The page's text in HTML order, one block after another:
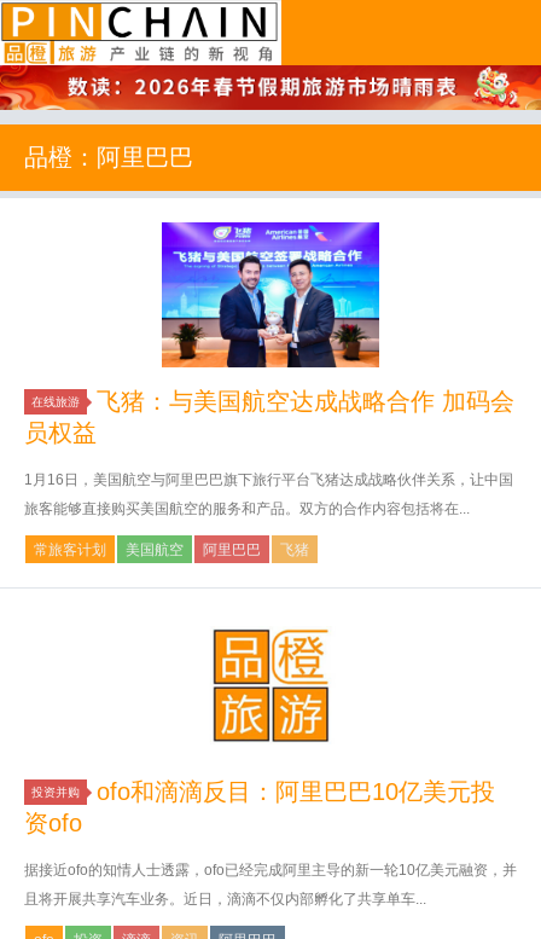
品橙旅游
品橙：阿里巴巴
在线旅游
飞猪：与美国航空达成战略合作 加码会
员权益
1月16日，美国航空与阿里巴巴旗下旅行平台飞猪达成战略伙伴关系，让中国
旅客能够直接购买美国航空的服务和产品。双方的合作内容包括将在...
常旅客计划 美国航空 阿里巴巴 飞猪
投资并购
ofo和滴滴反目：阿里巴巴10亿美元投
资ofo
据接近ofo的知情人士透露，ofo已经完成阿里主导的新一轮10亿美元融资，并
且将开展共享汽车业务。近日，滴滴不仅内部孵化了共享单车...